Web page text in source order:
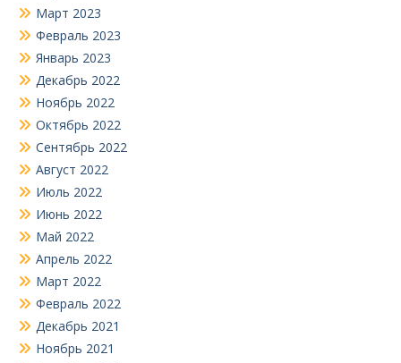
Март 2023
Февраль 2023
Январь 2023
Декабрь 2022
Ноябрь 2022
Октябрь 2022
Сентябрь 2022
Август 2022
Июль 2022
Июнь 2022
Май 2022
Апрель 2022
Март 2022
Февраль 2022
Декабрь 2021
Ноябрь 2021